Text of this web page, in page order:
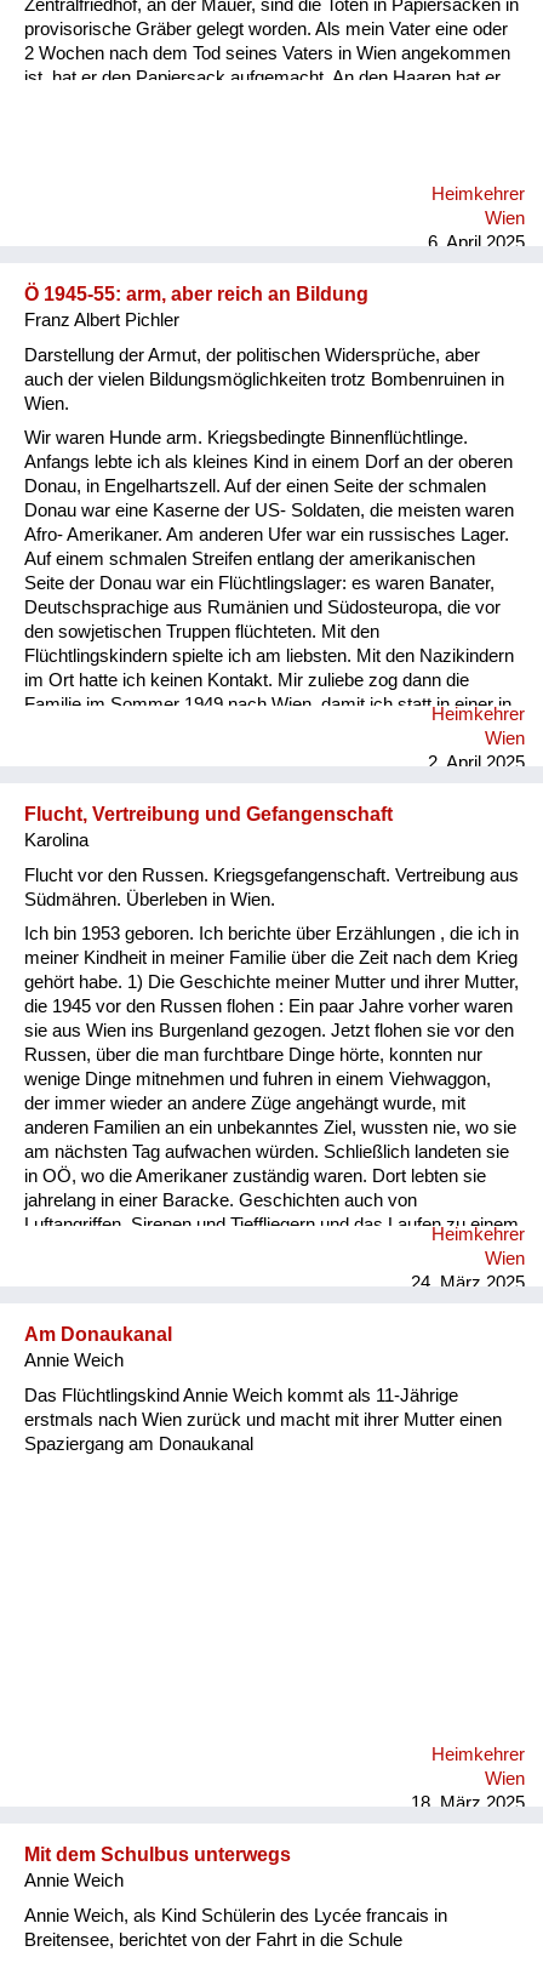
Zentralfriedhof, an der Mauer, sind die Toten in Papiersäcken in
provisorische Gräber gelegt worden. Als mein Vater eine oder
2 Wochen nach dem Tod seines Vaters in Wien angekommen
ist, hat er den Papiersack aufgemacht. An den Haaren hat er
hast einfach gespürt... Mein Vater hat immer gesagt, im
Grunde hat ihm der Tod seines Vaters das Leben gerettet, weil
Heimkehrer
Wien
6. April 2025
Ö 1945-55: arm, aber reich an Bildung
Franz Albert Pichler
Darstellung der Armut, der politischen Widersprüche, aber
auch der vielen Bildungsmöglichkeiten trotz Bombenruinen in
Wien.
Wir waren Hunde arm. Kriegsbedingte Binnenflüchtlinge.
Anfangs lebte ich als kleines Kind in einem Dorf an der oberen
Donau, in Engelhartszell. Auf der einen Seite der schmalen
Donau war eine Kaserne der US- Soldaten, die meisten waren
Afro- Amerikaner. Am anderen Ufer war ein russisches Lager.
Auf einem schmalen Streifen entlang der amerikanischen
Seite der Donau war ein Flüchtlingslager: es waren Banater,
Deutschsprachige aus Rumänien und Südosteuropa, die vor
den sowjetischen Truppen flüchteten. Mit den
Flüchtlingskindern spielte ich am liebsten. Mit den Nazikindern
im Ort hatte ich keinen Kontakt. Mir zuliebe zog dann die
Familie im Sommer 1949 nach Wien, damit ich statt in einer in
zwei Klassen geteilten Volksschule eine gute Schule besuchen
konnte. Bildung war für uns wichtig: am Donau Ufer hatte ich
meines Vaters mit einem Stecken in den feuchten Sand malte.
Vor allem in Wien war- trotz der Bombenruinen - Bildung...
Heimkehrer
Wien
2. April 2025
Flucht, Vertreibung und Gefangenschaft
Karolina
Flucht vor den Russen. Kriegsgefangenschaft. Vertreibung aus
Südmähren. Überleben in Wien.
Ich bin 1953 geboren. Ich berichte über Erzählungen , die ich in
meiner Kindheit in meiner Familie über die Zeit nach dem Krieg
gehört habe. 1) Die Geschichte meiner Mutter und ihrer Mutter,
die 1945 vor den Russen flohen : Ein paar Jahre vorher waren
sie aus Wien ins Burgenland gezogen. Jetzt flohen sie vor den
Russen, über die man furchtbare Dinge hörte, konnten nur
wenige Dinge mitnehmen und fuhren in einem Viehwaggon,
der immer wieder an andere Züge angehängt wurde, mit
anderen Familien an ein unbekanntes Ziel, wussten nie, wo sie
am nächsten Tag aufwachen würden. Schließlich landeten sie
in OÖ, wo die Amerikaner zuständig waren. Dort lebten sie
jahrelang in einer Baracke. Geschichten auch von
Luftangriffen, Sirenen und Tieffliegern und das Laufen zu einem
Luftschutzkeller hörte ich. Von der Angst sprach meine Mutter,
und dass sie aus Angst immer etwas essen musste. Es gab
nur mit Essensmarken. Sie konnte mit d...
Heimkehrer
Wien
24. März 2025
Am Donaukanal
Annie Weich
Das Flüchtlingskind Annie Weich kommt als 11-Jährige
erstmals nach Wien zurück und macht mit ihrer Mutter einen
Spaziergang am Donaukanal
Heimkehrer
Wien
18. März 2025
Mit dem Schulbus unterwegs
Annie Weich
Annie Weich, als Kind Schülerin des Lycée francais in
Breitensee, berichtet von der Fahrt in die Schule